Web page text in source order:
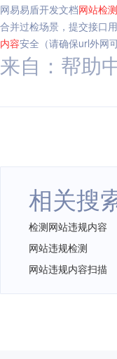
网易易盾开发文档网站检测
合并过检场景，提交接口
内容安全（请确保url外网
来自：帮助
相关搜
检测网站违规内容
网站违规检测
网站违规内容扫描